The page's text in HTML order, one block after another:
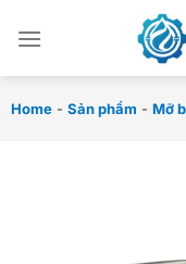
đến
Home - Sản phẩm - Mỡ